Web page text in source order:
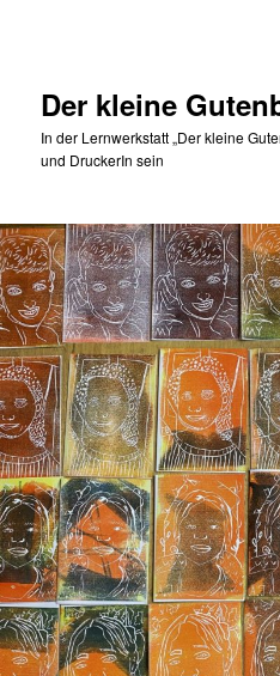
Der kleine
In der Lernwerkstatt „Der kleine
und DruckerIn sein